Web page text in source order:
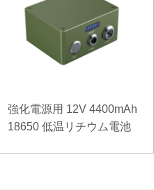
強化電源用 12V 4400mAh
18650 低温リチウム電池